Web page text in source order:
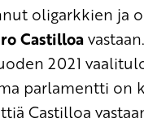
oligarkkien ja
Castilloa
2021
parlamentti on
Castilloa